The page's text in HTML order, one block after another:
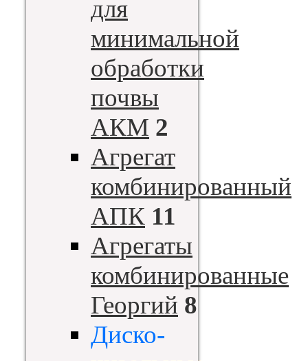
для
минимальной
обработки
почвы
АКМ 2
Агрегат
комбинированный
АПК 11
Агрегаты
комбинированные
Георгий 8
Диско-